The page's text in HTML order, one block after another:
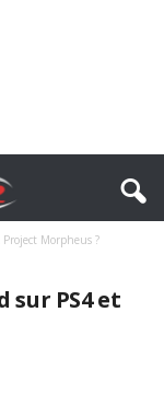
Morpheus ?
sur PS4 et